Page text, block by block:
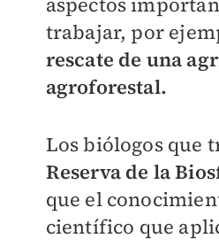
trabajar, por
rescate de una
agroforestal.
Los biólogos que
Reserva de la
que el
científico que